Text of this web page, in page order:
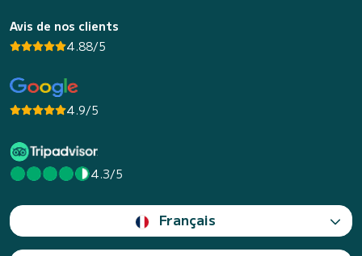
Avis de nos clients
4.88/5
4.9/5
4.3/5
Français